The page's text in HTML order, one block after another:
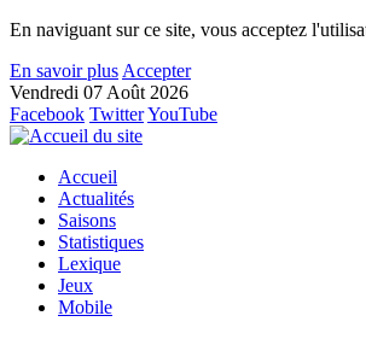
En naviguant sur ce site, vous acceptez
En savoir plus Accepter
Vendredi 07 Août 2026
Facebook TwitterYouTube
Accueil
Actualités
Saisons
Statistiques
Lexique
Jeux
Mobile